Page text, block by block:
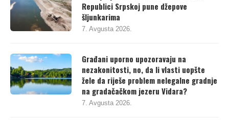
Umanjenjem vodnih naknada vlasti u
Republici Srpskoj pune džepove
šljunkarima
Građani uporno upozoravaju na
nezakonitosti, no, da li vlasti uopšte
žele da riješe problem nelegalne gradnje
na gradačačkom jezeru Vidara?